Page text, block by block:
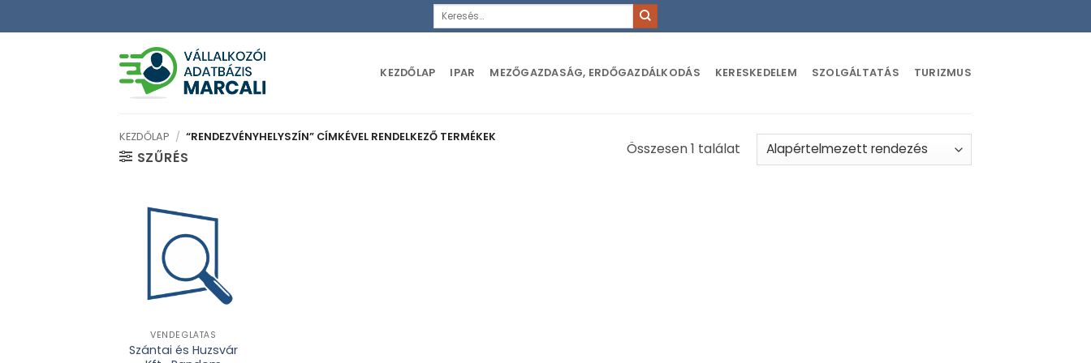
to
Keresés
KEZDŐLAP IPAR MEZŐGAZDASÁG, ERDŐGAZDÁLKODÁS KERESKEDELEM SZOLGÁLTATÁS TURIZMUS
KEZDŐLAP / “RENDEZVÉNYHELYSZÍN” CÍMKÉVEL RENDELKEZŐ TERMÉKEK
SZŰRÉS
Összesen 1 találat
VENDÉGLÁTÁS
Szántai és Huzsvár